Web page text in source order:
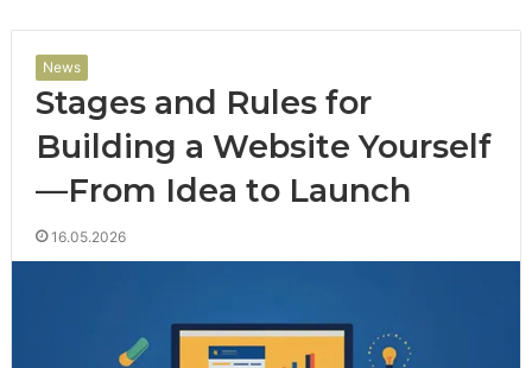
News
Stages and Rules for
Building a Website Yourself
—From Idea to Launch
16.05.2026